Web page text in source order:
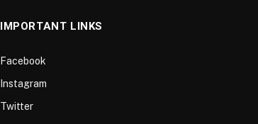
IMPORTANT LINKS
Facebook
Instagram
Twitter